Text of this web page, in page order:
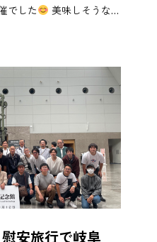
でした
美味しそうなお
です
安旅行で岐阜